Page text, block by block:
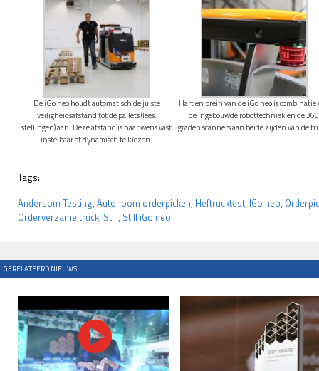
De iGo neo houdt automatisch de juiste
veiligheidsafstand tot de pallets (lees:
stellingen) aan. Deze afstand is naar wens vast
instelbaar of dynamisch te kiezen.
Hart en brein van de iGo neo is combinatie
de ingebouwde robottechniek en de 360
graden scanners aan beide zijden van de
Tags:
Andersom Testing, Autonoom orderpicken, Heftrucktest, IGo neo,
Orderverzameltruck, Still, Still iGo neo
GERELATEERD NIEUWS